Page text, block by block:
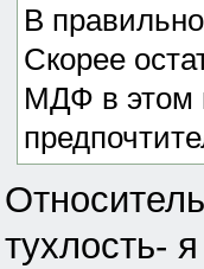
В
Скорее
МДФ в этом
тухлость-